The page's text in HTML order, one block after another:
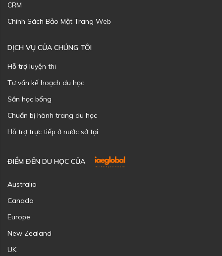
CRM
Chính Sách Bảo Mật Trang Web
DỊCH VỤ CỦA CHÚNG TÔI
Hỗ trợ luyện thi
Tư vấn kế hoạch du học
Săn học bổng
Chuẩn bị hành trang du học
Hỗ trợ trực tiếp ở nước sở tại
ĐIỂM ĐẾN DU HỌC CỦA
Australia
Canada
Europe
New Zealand
UK